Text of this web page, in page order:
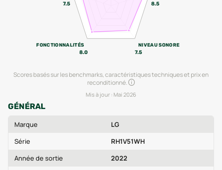
8.5
NIVEAU SONORE
7.5
FONCTIONNALITÉS
8.0
7.5
Scores basés sur les benchmarks, caractéristiques techniques et prix en
reconditionné.
Mis à jour : Mai 2026
GÉNÉRAL
Marque
LG
Série
RH1V51WH
Année de sortie
2022